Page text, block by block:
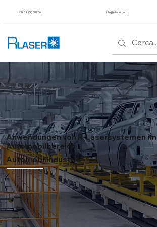
+39 02 953 607 56 info@r-laser.com
Anwendungen von R-Lasersystemen im
Automobilbereich
Automobilindustrie